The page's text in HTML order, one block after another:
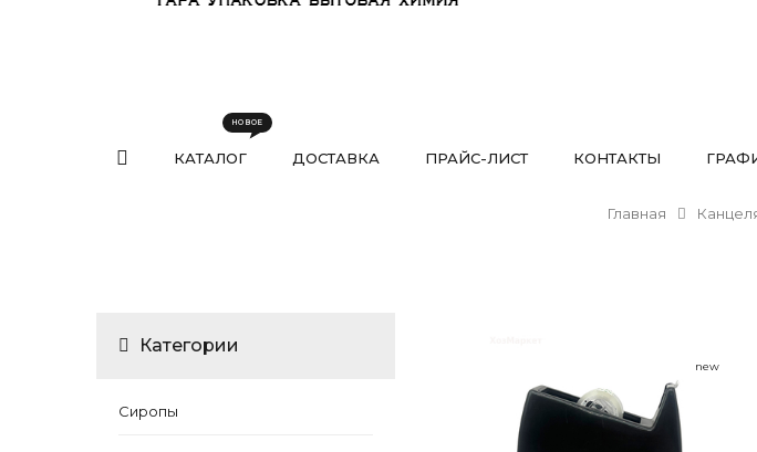
КАТАЛОГ ДОСТАВКА ПРАЙС-ЛИСТ КОНТАКТЫ
Главная
new
Категории
Сиропы